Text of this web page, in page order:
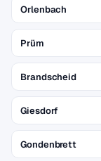
Orlenbach
Prüm
Brandscheid
Giesdorf
Gondenbrett